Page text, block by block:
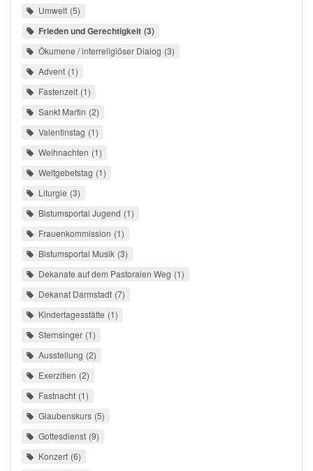
Umwelt 5
Frieden und Gerechtigkeit 3
Ökumene / interreligiöser Dialog 3
Advent 1
Fastenzeit 1
Sankt Martin 2
Valentinstag 1
Weihnachten 1
Weltgebetstag 1
Liturgie 3
Bistumsportal Jugend 1
Frauenkommission 1
Bistumsportal Musik 3
Dekanate auf dem Pastoralen Weg 1
Dekanat Darmstadt 7
Kindertagesstätte 1
Sternsinger 1
Ausstellung 2
Exerzitien 2
Fastnacht 1
Glaubenskurs 5
Gottesdienst 9
Konzert 6